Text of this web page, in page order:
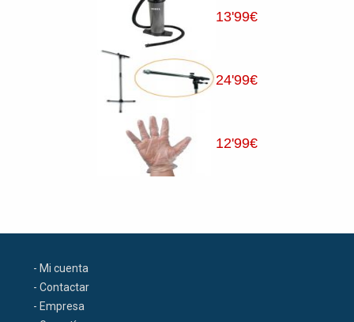
13'99€
24'99€
12'99€
- Mi cuenta
- Contactar
- Empresa